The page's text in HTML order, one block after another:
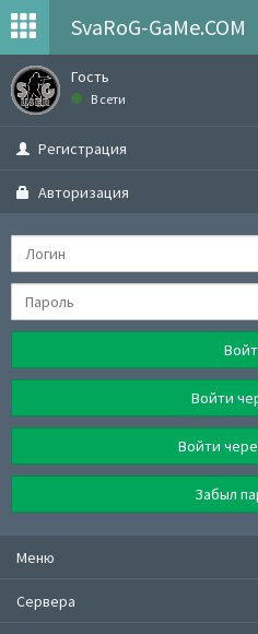
SvaRoG-GaMe.COM
Гость
В сети
Регистрация
Авторизация
Войти
Войти
Забыл
Меню
Сервера